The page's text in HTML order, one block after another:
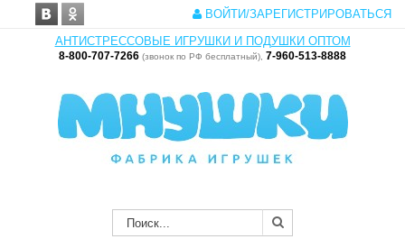
ВОЙТИ/ЗАРЕГИСТРИРОВАТЬСЯ
АНТИСТРЕССОВЫЕ ИГРУШКИ И ПОДУШКИ ОПТОМ
8-800-707-7266 (звонок по РФ бесплатный), 7-960-513-8888